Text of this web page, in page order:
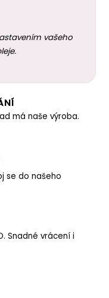
vašeho
má naše výroba.
se do našeho
Snadné vrácení i